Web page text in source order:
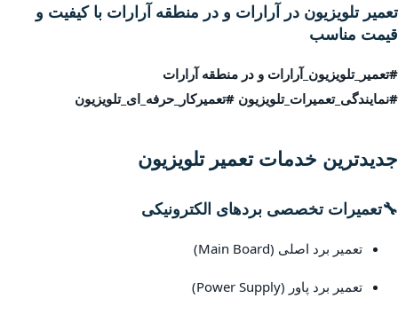
تعمیر تلویزیون در آرارات و در منطقه آرارات با کیفیت و
قیمت مناسب
#تعمیر_تلویزیون_آرارات و در منطقه آرارات
#نمایندگی_تعمیرات_تلویزیون #تعمیرکار_حرفه_ای_تلویزیون
جدیدترین خدمات تعمیر تلویزیون
🔧تعمیرات تخصصی بردهای الکترونیکی
تعمیر برد اصلی (Main Board)
تعمیر برد پاور (Power Supply)